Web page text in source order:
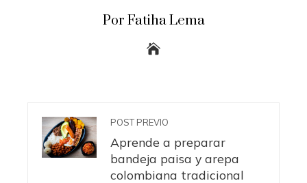
Por Fatiha Lema
POST PREVIO
Aprende a preparar
bandeja paisa y arepa
colombiana tradicional